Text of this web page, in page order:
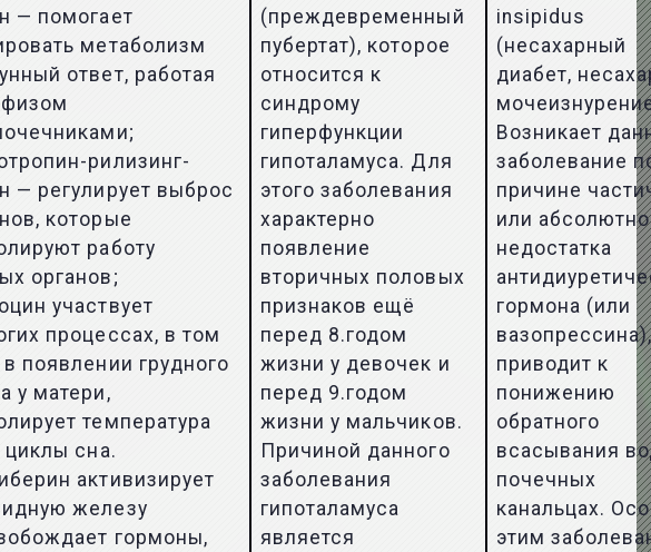
— помогает
метаболизм
ответ, работая
рилизинг-
— регулирует выброс
которые
работу
органов;
участвует
процессах, в том
появлении грудного
у матери,
температура
циклы сна.
активизирует
железу
гормоны,
(преждевременный
пубертат), которое
относится к
синдрому
гиперфункции
гипоталамуса. Для
этого заболевания
характерно
появление
вторичных половых
признаков ещё
перед 8.годом
жизни у девочек и
перед 9.годом
жизни у мальчиков.
Причиной данного
заболевания
гипоталамуса
является
insipidus
(несахарный
диабет,
Возникает
заболевание
причине
или
недостатка
гормона (или
приводит к
понижению
обратного
всасывания
почечных
канальцах.
этим